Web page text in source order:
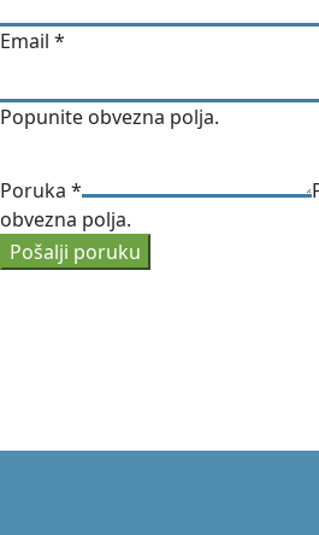
Email *
Popunite obvezna polja.
Poruka *
obvezna polja.
Pošalji poruku